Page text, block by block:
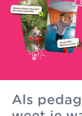
Over ons
Morgen is de
koepel van
organisaties
Merken
Morgen
verschillende
samen alle
Als